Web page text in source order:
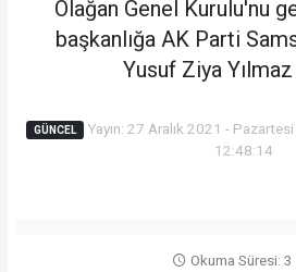
Olağan Genel Kurulu'nu
başkanlığa AK Parti
Yusuf Ziya
GÜNCEL Yayın: 27 Aralık 2021 -
12:48:14
Okuma Süresi: 3